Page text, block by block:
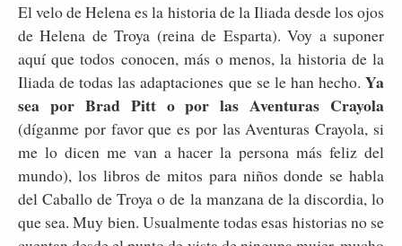
El velo de Helena es la historia de la Iliada desde los ojos
de Helena de Troya (reina de Esparta). Voy a suponer
aquí que todos conocen, más o menos, la historia de la
Iliada de todas las adaptaciones que se le han hecho. Ya
sea por Brad Pitt o por las Aventuras Crayola
(díganme por favor que es por las Aventuras Crayola, si
me lo dicen me van a hacer la persona más feliz del
mundo), los libros de mitos para niños donde se habla
del Caballo de Troya o de la manzana de la discordia, lo
que sea. Muy bien. Usualmente todas esas historias no se